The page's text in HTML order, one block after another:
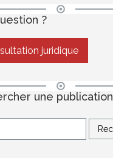
?
juridique
une publication